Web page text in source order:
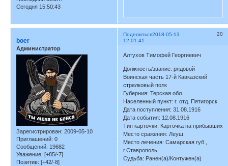
Сегодня 15:50:43
Поделиться 20
2018-05-13
12:01:41
boer
Администратор
Зарегистрирован: 2009-05-10
Приглашений: 0
Сообщений: 19682
Уважение: [+85/-7]
Позитив: [+42/-8]
Алтухов Тимофей Георгиевич
Должность/звание: рядовой
Воинская часть 17-й Кавказский
стрелковый полк
Губерния: Терская обл.
Населенный пункт: г. отд. Пятигорск
Дата поступления: 31.08.1916
Дата события: 12.08.1916
Тип карточки: Карточка на прибывших
Место сражения: Леуш
Место лечения: Самарская губ.,
г.Ставрополь
Судьба: Ранен(а)/Контужен(а)